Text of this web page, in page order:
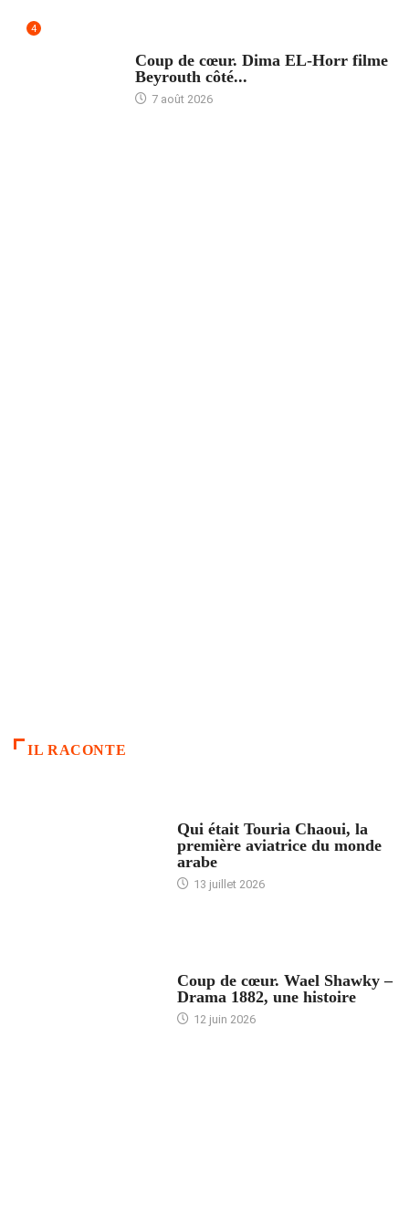
4
Coup de cœur. Dima EL-Horr filme
Beyrouth côté...
7 août 2026
IL RACONTE
Qui était Touria Chaoui, la
première aviatrice du monde
arabe
13 juillet 2026
Coup de cœur. Wael Shawky –
Drama 1882, une histoire
12 juin 2026